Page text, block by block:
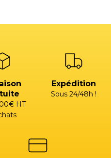
HT
Expédition
Sous 24/48h !